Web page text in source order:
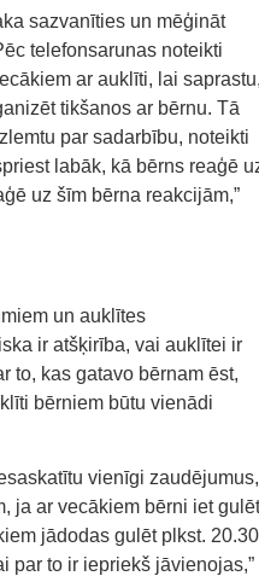
sazvanīties un mēģināt
telefonsarunas noteikti
ar auklīti, lai saprastu,
tikšanos ar bērnu. Tā
par sadarbību, noteikti
labāk, kā bērns reaģē
uz šīm bērna reakcijām,”
un auklītes
ir atšķirība, vai auklītei ir
to, kas gatavo bērnam ēst,
bērniem būtu vienādi
vienīgi zaudējumus,
ja ar vecākiem bērni iet gulēt
jādodas gulēt plkst.
par to ir iepriekš jāvienojas,”